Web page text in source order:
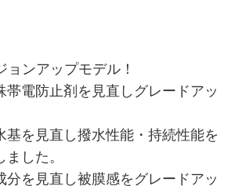
ョンアップモデル！
帯電防止剤を見直しグレードアッ
基を見直し撥水性能・持続性能を
した。
分を見直し被膜感をグレードアッ